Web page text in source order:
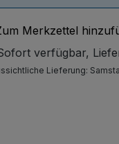
Merkzettel
verfügbar,
Lieferung: